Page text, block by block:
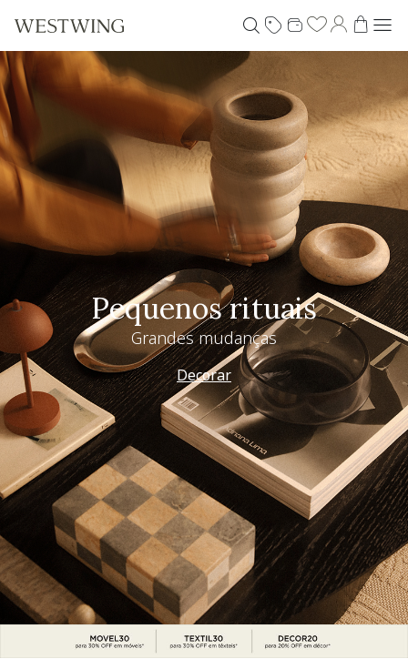
Pequenos rituais
Grandes mudanças
Decorar